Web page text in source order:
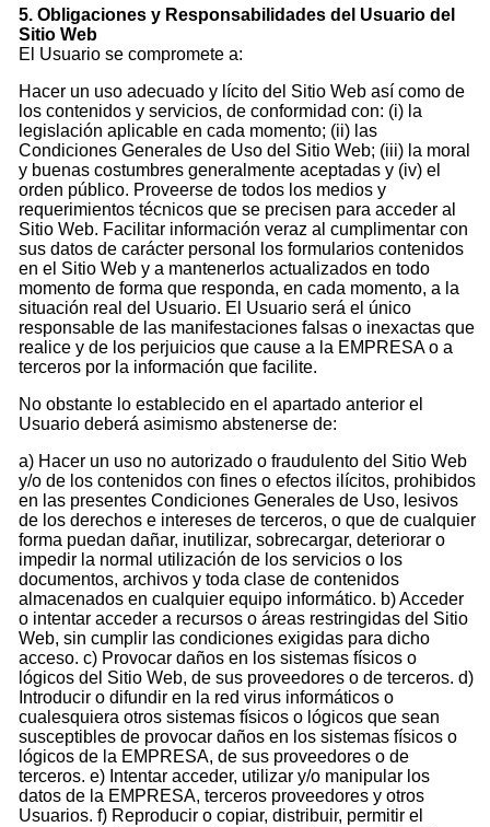
5. Obligaciones y Responsabilidades del Usuario del
Sitio Web
El Usuario se compromete a:
Hacer un uso adecuado y lícito del Sitio Web así como de
los contenidos y servicios, de conformidad con: (i) la
legislación aplicable en cada momento; (ii) las
Condiciones Generales de Uso del Sitio Web; (iii) la moral
y buenas costumbres generalmente aceptadas y (iv) el
orden público. Proveerse de todos los medios y
requerimientos técnicos que se precisen para acceder al
Sitio Web. Facilitar información veraz al cumplimentar con
sus datos de carácter personal los formularios contenidos
en el Sitio Web y a mantenerlos actualizados en todo
momento de forma que responda, en cada momento, a la
situación real del Usuario. El Usuario será el único
responsable de las manifestaciones falsas o inexactas que
realice y de los perjuicios que cause a la EMPRESA o a
terceros por la información que facilite.
No obstante lo establecido en el apartado anterior el
Usuario deberá asimismo abstenerse de:
a) Hacer un uso no autorizado o fraudulento del Sitio Web
y/o de los contenidos con fines o efectos ilícitos, prohibidos
en las presentes Condiciones Generales de Uso, lesivos
de los derechos e intereses de terceros, o que de cualquier
forma puedan dañar, inutilizar, sobrecargar, deteriorar o
impedir la normal utilización de los servicios o los
documentos, archivos y toda clase de contenidos
almacenados en cualquier equipo informático. b) Acceder
o intentar acceder a recursos o áreas restringidas del Sitio
Web, sin cumplir las condiciones exigidas para dicho
acceso. c) Provocar daños en los sistemas físicos o
lógicos del Sitio Web, de sus proveedores o de terceros. d)
Introducir o difundir en la red virus informáticos o
cualesquiera otros sistemas físicos o lógicos que sean
susceptibles de provocar daños en los sistemas físicos o
lógicos de la EMPRESA, de sus proveedores o de
terceros. e) Intentar acceder, utilizar y/o manipular los
datos de la EMPRESA, terceros proveedores y otros
Usuarios. f) Reproducir o copiar, distribuir, permitir el